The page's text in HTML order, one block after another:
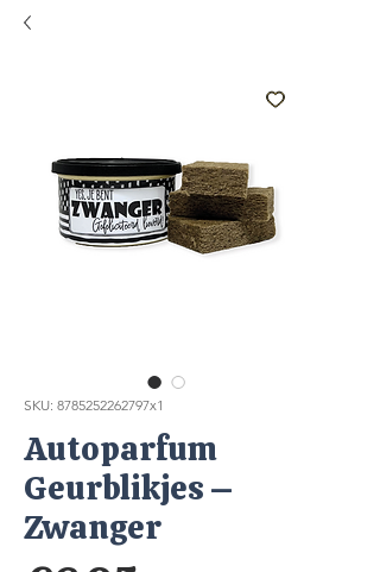
SKU: 8785252262797x1
Autoparfum
Geurblikjes –
Zwanger